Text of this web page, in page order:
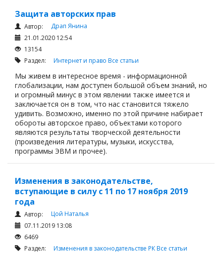
Защита авторских прав
Автор:
Драп Янина
21.01.2020 12:54
13154
Раздел: Интернет и право Все статьи
Мы живем в интересное время - информационной
глобализации, нам доступен большой объем знаний, но
и огромный минус в этом явлении также имеется и
заключается он в том, что нас становится тяжело
удивить. Возможно, именно по этой причине набирает
обороты авторское право, объектами которого
являются результаты творческой деятельности
(произведения литературы, музыки, искусства,
программы ЭВМ и прочее).
Изменения в законодательстве,
вступающие в силу с 11 по 17 ноября 2019
года
Автор:
Цой Наталья
07.11.2019 13:08
6469
Раздел: Изменения в законодательстве РКВсе статьи